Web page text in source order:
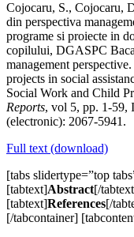
Cojocaru, S., Cojocaru,
din perspectiva
programe si proiecte in
copilului, DGASPC
management
projects in social
Social Work and Child
Reports, vol 5, pp. 1-59,
(electronic): 2067-5941.
Full text (download)
[tabs slidertype=”top
[tabtext]Abstract[/
[tabtext]References[/
[/tabcontainer]